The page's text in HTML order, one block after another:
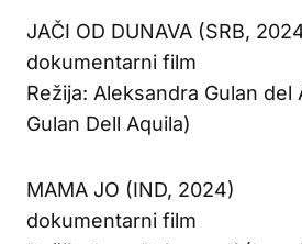
JAČI OD DUNAVA (SRB,
dokumentarni film
Režija: Aleksandra Gulan del
Gulan Dell Aquila)
MAMA JO (IND, 2024)
dokumentarni film